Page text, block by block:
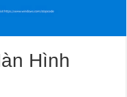
Hình